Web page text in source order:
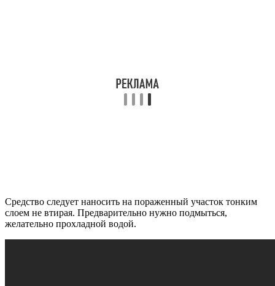
Средство следует наносить на пораженный участок тонким
слоем не втирая. Предварительно нужно подмыться,
желательно прохладной водой.